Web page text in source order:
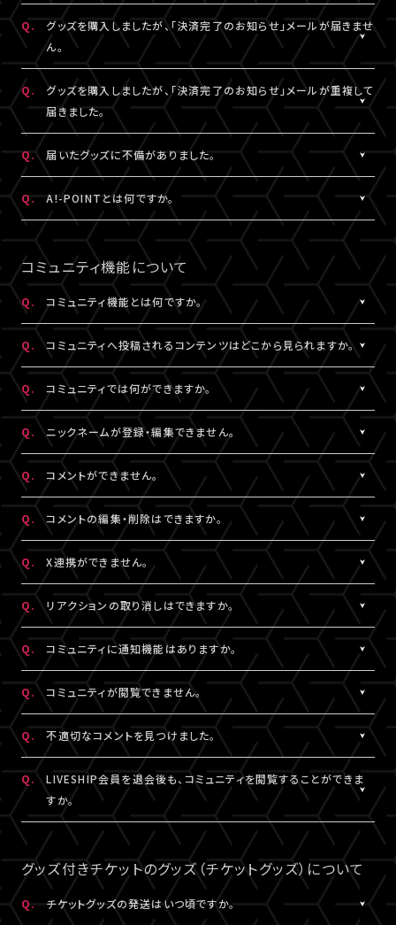
コンビニ決済を選択された場合、「お申込み受付のお知らせ」メー
ル（支払番号メール）は、LIVESHIPにご登録のA!-ID（メールアドレ
ス）宛に【@liveship.tokyo】ドメインから配信しております。
“迷惑メール”として自動振り分け・受信拒否されていないかご確
認ください。
なお、支払番号は支払期限内であれば、「マイページ」内「グッズ購
入情報」にも記載されておりますので、ご確認ください。
Q.
グッズを購入しましたが、「決済完了のお知らせ」メールが届きませ
ん。
A.
「決済完了のお知らせ」メールは、LIVESHIPにご登録のA!-ID（メー
ルアドレス）宛に【@liveship.tokyo】ドメインから配信しておりま
す。 “迷惑メール”として自動振り分け・受信拒否されていないかご
確認ください。
※「決済完了のお知らせ」メールが届いていない場合は、「マイペ
ージ」内「グッズ購入情報」をご確認ください。
Q.
グッズを購入しましたが、「決済完了のお知らせ」メールが重複して
届きました。
「決済完了のお知らせ」メールが2通以上届いた場合、誤ってグッズ
を重複してご購入されている可能性がございます。
詳細を記載のうえ、
こちらよりご連絡ください。
Q. 届いたグッズに不備がありました。
お手数ですが、詳細を記載のうえ、商品到着後14日以内に下記よ
りお問い合わせください。
グッズ配送・お届け済み商品に関して
【A!SMART お問い合わせ窓口】
https://www.asmart.jp/support
Q. A!-POINTとは何ですか。
A.
A!-POINTとは、一部のA!-IDサービスで使える・貯める事ができる
ポイントサービスです。
商品代金(税込)の1％がポイントとなり、商品代金以外の送料/手
数料については、ポイント付与対象外です。
A!-POINTは商品の発送後、約2週間で加算されます。
ポイントの残高、有効期限、付与履歴については
A!-IDサイト
にロ
グイン後、マイページよりご確認いただけます。
なお、LIVESHIPでのポイント利用はできません。A!-POINT・A!-ID
についてはこちら
※ポイントの現金への換金はできません。
※ポイントを他人に譲渡したり、別のA!-IDでの保有ポイントと合
算してご使用いただく事はできません。
※正しくお支払いいただけなかった場合、付与したポイントを回収
させていただく場合がございます。
コミュニティ機能について
Q. コミュニティ機能とは何ですか。
A.
配信視聴ページに投稿される期間限定コンテンツをお楽しみいた
だける機能です。
コミュニティ機能が提供されている配信に限り、対象の視聴チケッ
トを購入したユーザーのみがご利用・閲覧することができます。
なお、各公演・視聴チケット種別によりコミュニティ機能の有無は
異なります。
また、コミュニティごと（配信ごと）に、コンテンツの内容や投稿頻
度などは異なります。予めご了承ください。
Q. コミュニティへ投稿されるコンテンツはどこから見られますか。
A.
対象の視聴チケットを購入したA!-ID（メールアドレス）とパスワー
ドでログインのうえ、配信視聴ページ内「スペシャル」から閲覧する
ことができます。
Q. コミュニティでは何ができますか。
A.
配信視聴ページに投稿される期間限定コンテンツをお楽しみいた
だけるほか、投稿されたコンテンツに対して、コメントやリアクショ
ンをすることができます。
また、他のユーザーのコメントに対してもリアクションをすること
ができます。
Q. ニックネームが登録・編集できません。
A.
コメントをするには、ニックネームの設定が必要です。
ニックネームは「マイページ」内「投稿設定」にて登録・変更が可能
です。
絵文字・機種依存文字等が含まれている場合は登録できませんの
でご注意ください。
なお、ユーザーがニックネームを変更した場合であっても、過去の
コメントのニックネームは変更されず、変更前のニックネームが表
示されます。
※ニックネームの登録・編集は配信視聴ページからも設定いただ
けます。
※チャット機能が設定されている配信では、コミュニティ機能とチ
ャット機能のニックネーム設定は連動されます。
Q. コメントができません。
A. コミュニティ機能ガイドラインに反している可能性がございます。
入力内容を変更してもコメントができない場合は
こちら
にお問い合
わせください。
Q. コメントの編集・削除はできますか。
A.
ご自身のコメントは「削除する」より削除することができます。
ただし、一度投稿済みのコメントを編集することはできません。編
集したい場合は、投稿済みのコメントを削除してから新たにコメン
トしていただく必要がございます。
Q. X連携ができません。
A.
X連携は「マイページ」内「投稿設定」にて設定が可能です。
詳しくは こちらをご確認ください。
※X連携は配信視聴ページからも設定いただけます。
※公演によってはX連携をご利用いただけない場合があります。
Q. リアクションの取り消しはできますか。
A.
ご自身でつけたリアクションは再度「♡」を押していただくことで取
り消しすることができます。
Q. コミュニティに通知機能はありますか。
A.
現在、通知機能はございません。
コンテンツの投稿、コメント、リアクションはユーザーへ通知され
ません。
Q. コミュニティが閲覧できません。
A.
コミュニティが表示されない場合は、コミュニティ機能実施期間外
であるか、対象外の視聴チケットを購入されている可能性がありま
コミュニティの実施有無や、実施期間については、各公演のチケッ
ト販売ページなどでご確認ください。
Q. 不適切なコメントを見つけました。
コミュニティ機能ガイドラインに反するコメントなどを見つけた場
合は、コメント内の「報告する」ボタンより管理者に報告をすること
ができます。
なお、通報機能は報告された当該コメントの削除を保証するもの
ではございません。
Q.
LIVESHIP会員を退会後も、コミュニティを閲覧することができま
すか。
A.
LIVESHIP会員を退会された場合は、コミュニティ機能提供期間内
であってもご利用・閲覧いただけなくなります。
なお、過去のコメント・リアクション及びニックネームは、LIVESHIP
会員を退会された場合でも引き続きコミュニティに掲載されます。
予めご了承ください。
グッズ付きチケットのグッズ（チケットグッズ）について
Q. チケットグッズの発送はいつ頃ですか。